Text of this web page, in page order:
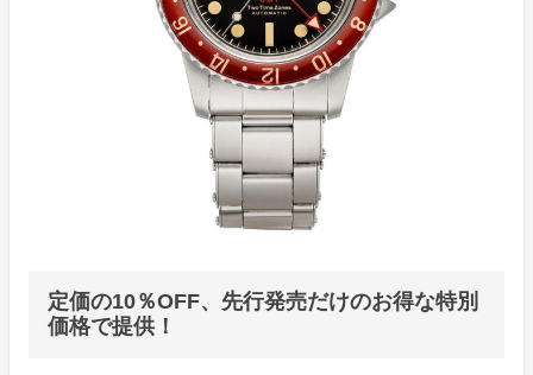
定価の10％OFF、先行発売だけのお得な特別
価格で提供！